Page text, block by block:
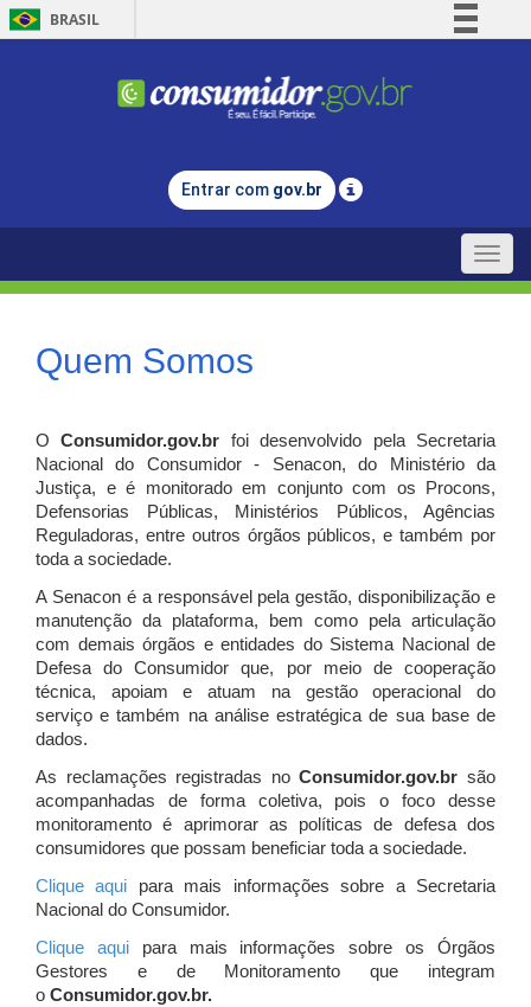
BRASIL
Comunica BR
Legislação
Entrar com gov.br
Toggle
Quem Somos
OConsumidor.gov.br
foi desenvolvido pela Secretaria
Nacional do Consumidor - Senacon, do Ministério da
Justiça, e é monitorado em conjunto com os Procons,
Defensorias Públicas, Ministérios Públicos, Agências
Reguladoras, entre outros órgãos públicos, e também por
toda a sociedade.
A Senacon é a responsável pela gestão, disponibilização e
manutenção da plataforma, bem como pela articulação
com demais órgãos e entidades do Sistema Nacional de
Defesa do Consumidor que, por meio de cooperação
técnica, apoiam e atuam na gestão operacional do
serviço e também na análise estratégica de sua base de
dados.
As reclamações registradas noConsumidor.gov.br são
acompanhadas de forma coletiva, pois o foco desse
monitoramento é aprimorar as políticas de defesa dos
consumidores que possam beneficiar toda a sociedade.
Clique aqui para mais informações sobre a Secretaria
Nacional do Consumidor.
Clique aquipara mais informações sobre os Órgãos
Gestores e de Monitoramento que integram
o Consumidor.gov.br.